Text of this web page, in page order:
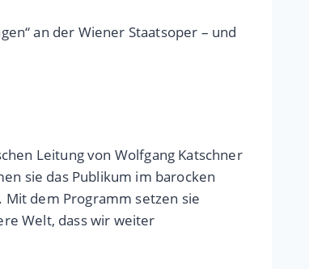
an der Wiener Staatsoper – und
Leitung von Wolfgang Katschner
sie das Publikum im barocken
dem Programm setzen sie
Welt, dass wir weiter